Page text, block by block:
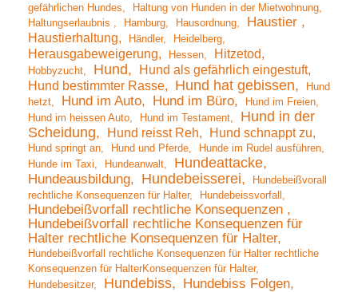
gefährlichen Hundes
Haltung von Hunden in der Mietwohnung
Haltungserlaubnis
Hamburg Hausordnung Haustier
Haustierhaltung Händler Heidelberg
Herausgabeweigerung Hessen Hitzetod
Hobbyzucht Hund
Hund als gefährlich eingestuft
Hund bestimmter Rasse
Hund hat gebissen
Hund
hetzt
Hund im Auto Hund im Büro
Hund im Freien
Hund im heissen Auto
Hund im Testament
Hund in der
Scheidung
Hund reisst Reh Hund schnappt zu
Hund springt an Hund und Pferde
Hunde im Rudel ausführen
Hunde im Taxi
Hundeanwalt Hundeattacke
Hundeausbildung Hundebeisserei
Hundebeißvorall
rechtliche Konsequenzen für Halter
Hundebeissvorfall
Hundebeißvorfall rechtliche Konsequenzen
Hundebeißvorfall rechtliche Konsequenzen für
Halter rechtliche Konsequenzen für Halter
Hundebeißvorfall rechtliche Konsequenzen für Halter rechtliche
Konsequenzen für HalterKonsequenzen für Halter
Hundebesitzer
Hundebiss Hundebiss Folgen